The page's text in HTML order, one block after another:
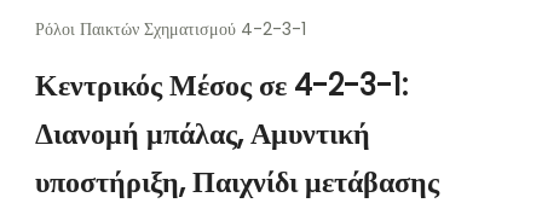
Ρόλοι Παικτών Σχηματισμού 4-2-3-1
Κεντρικός Μέσος σε 4-2-3-1:
Διανομή μπάλας, Αμυντική
υποστήριξη, Παιχνίδι μετάβασης